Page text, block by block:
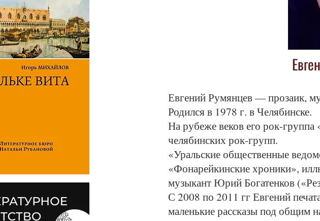
Евгений Румянцев — прозаик,
Родился в 1978 г. в Челябинске.
На рубеже веков его рок-
челябинских рок-групп.
«Уральские общественные
«Фонарейкинские хроники»,
музыкант Юрий Богатенков
С 2008 по 2011 гг Евгений
маленькие рассказы под общим